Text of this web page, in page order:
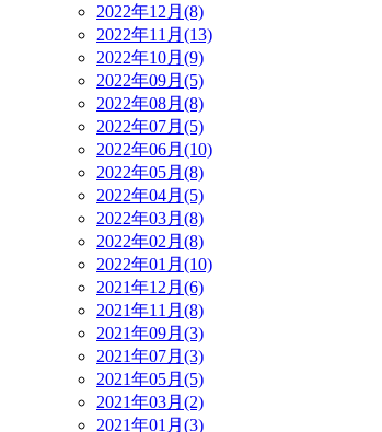
2022年12月(8)
2022年11月(13)
2022年10月(9)
2022年09月(5)
2022年08月(8)
2022年07月(5)
2022年06月(10)
2022年05月(8)
2022年04月(5)
2022年03月(8)
2022年02月(8)
2022年01月(10)
2021年12月(6)
2021年11月(8)
2021年09月(3)
2021年07月(3)
2021年05月(5)
2021年03月(2)
2021年01月(3)